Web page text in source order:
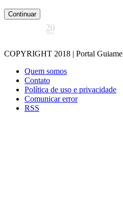
Continuar
COPYRIGHT 2018 | Portal Guiame
Quem somos
Contato
Política de uso e privacidade
Comunicar error
RSS